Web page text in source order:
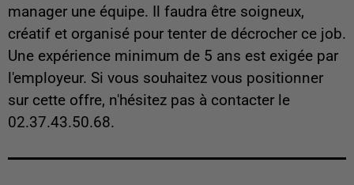
manager une équipe. Il faudra être soigneux,
créatif et organisé pour tenter de décrocher ce job.
Une expérience minimum de 5 ans est exigée par
l'employeur. Si vous souhaitez vous positionner
sur cette offre, n'hésitez pas à contacter le
02.37.43.50.68.